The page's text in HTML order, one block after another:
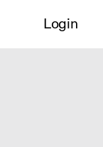
Login